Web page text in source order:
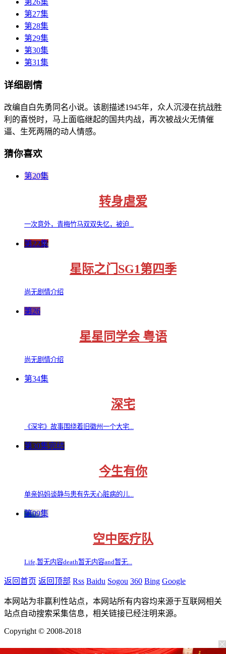
第26集
第27集
第28集
第29集
第30集
第31集
详细剧情
改编自白先勇同名小说。该剧描述1945年，众人沉浸在抗战胜
利的喜悦时，马上面临继起的国共内战，再次被战火无情催
逼、生死两隔的动人情感。
猜你喜欢
第20集
转身虐爱
一次意外，青梅竹马双双失忆，被迫...
第22集
星际之门SG1第四季
尚无剧情介绍
第26
星星同学会 粤语
尚无剧情介绍
第34集
深宅
《深宅》故事围绕着旧徽州一个大宅...
第30集完结
今生有你
单亲妈妈谈静与患有先天心脏病的儿...
第09集
空中医疗队
Life,暂无内容death暂无内容and暂无...
返回首页 返回顶部 Rss Baidu Sogou 360 Bing Google
本网站为非赢利性站点，本网站所有内容均来源于互联网相关
站点自动搜索采集信息，相关链接已经注明来源。
Copyright © 2008-2018